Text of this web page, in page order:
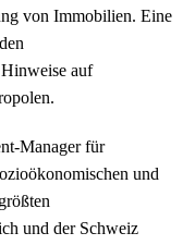
von Immobilien. Eine
auf
Manager für
und
und der Schweiz